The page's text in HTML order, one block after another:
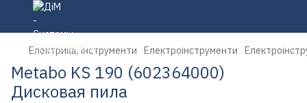
Електрика, інструменти Електроінструменти
Metabo KS 190 (602364000)
Дисковая пила